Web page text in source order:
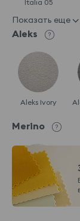
Italia 05
Показать еще
Aleks
Aleks Ivory
Merino
Merino 001